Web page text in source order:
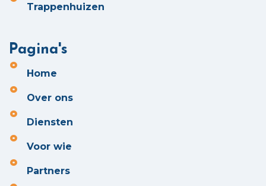
Trappenhuizen
Pagina's
Home
Over ons
Diensten
Voor wie
Partners